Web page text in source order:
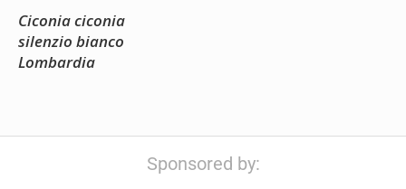
Ciconia ciconia
silenzio bianco
Lombardia
Sponsored by: